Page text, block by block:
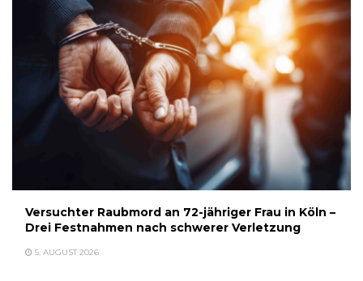
Versuchter Raubmord an 72-jähriger Frau in Köln –
Drei Festnahmen nach schwerer Verletzung
5. AUGUST 2026